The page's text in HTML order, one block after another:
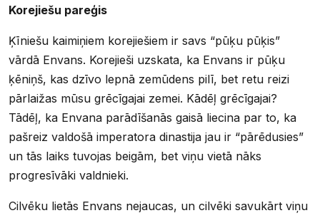
Korejiešu pareģis
Ķīniešu kaimiņiem korejiešiem ir savs “pūķu pūķis”
vārdā Envans. Korejieši uzskata, ka Envans ir pūķu
ķēniņš, kas dzīvo lepnā zemūdens pilī, bet retu reizi
pārlaižas mūsu grēcīgajai zemei. Kādēļ grēcīgajai?
Tādēļ, ka Envana parādīšanās gaisā liecina par to, ka
pašreiz valdošā imperatora dinastija jau ir “pārēdusies”
un tās laiks tuvojas beigām, bet viņu vietā nāks
progresīvāki valdnieki.
Cilvēku lietās Envans nejaucas, un cilvēki savukārt viņu